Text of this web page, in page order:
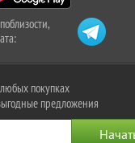
покупках
предложения